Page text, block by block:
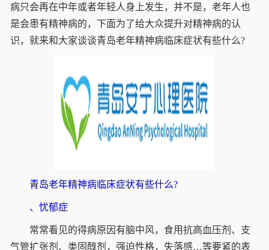
病只会再在中年或者年轻人身上发生，并不是，老年人也
是会患有精神病的，下面为了给大众提升对精神病的认
识，就来和大家谈谈青岛老年精神病临床症状有些什么?
青岛老年精神病临床症状有些什么?
、忧郁症
常常看见的得病原因有脑中风，食用抗高血压剂、支
气管扩张剂、类固醇剂，强迫性格，失落感…等要紧的表